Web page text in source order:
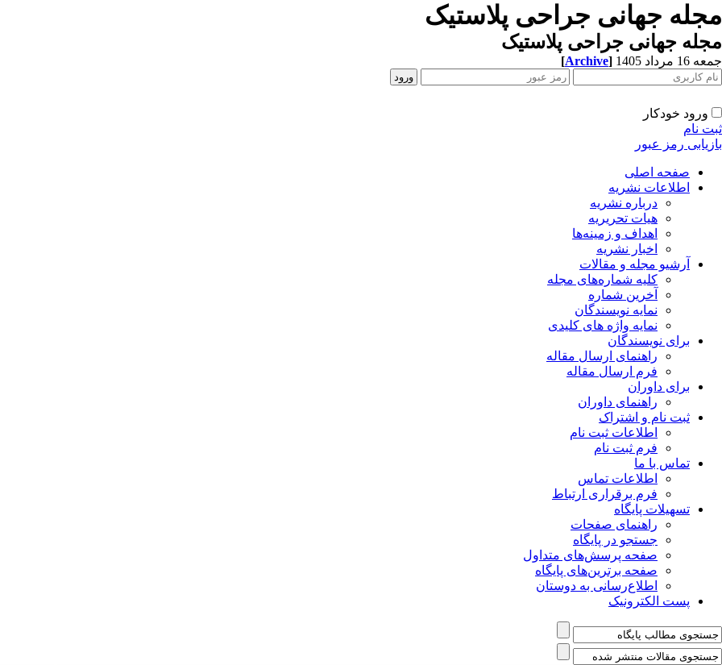
مجله جهانی جراحی پلاستیک
مجله جهانی جراحی پلاستیک
جمعه 16 مرداد 1405 [Archive]
ورود خودکار
ثبت نام
بازیابی رمز عبور
صفحه اصلی
اطلاعات نشریه
درباره نشریه
هیات تحریریه
اهداف و زمینه‌ها
اخبار نشریه
آرشیو مجله و مقالات
کلیه شماره‌های مجله
آخرین شماره
نمایه نویسندگان
نمایه واژه های کلیدی
برای نویسندگان
راهنمای ارسال مقاله
فرم ارسال مقاله
برای داوران
راهنمای داوران
ثبت نام و اشتراک
اطلاعات ثبت نام
فرم ثبت نام
تماس با ما
اطلاعات تماس
فرم برقراری ارتباط
تسهیلات پایگاه
راهنمای صفحات
جستجو در پایگاه
صفحه پرسش‌های متداول
صفحه برترین‌های پایگاه
اطلاع‌رسانی به دوستان
پست الکترونیک